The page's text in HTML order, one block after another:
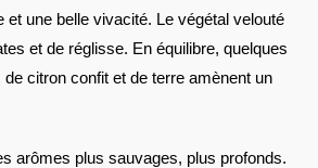
et une belle vivacité. Le végétal velouté
et de réglisse. En équilibre, quelques
de citron confit et de terre amènent un
arômes plus sauvages, plus profonds.